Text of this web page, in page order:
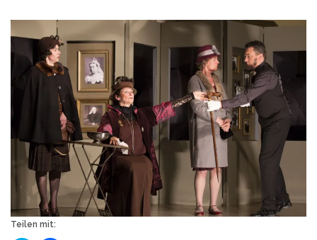
Teilen mit: